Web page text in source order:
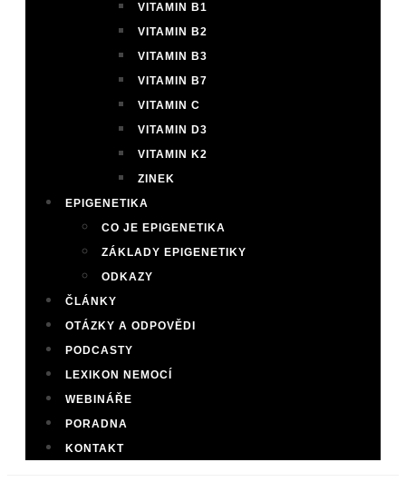
VITAMIN B1
VITAMIN B2
VITAMIN B3
VITAMIN B7
VITAMIN C
VITAMIN D3
VITAMIN K2
ZINEK
EPIGENETIKA
CO JE EPIGENETIKA
ZÁKLADY EPIGENETIKY
ODKAZY
ČLÁNKY
OTÁZKY A ODPOVĚDI
PODCASTY
LEXIKON NEMOCÍ
WEBINÁŘE
PORADNA
KONTAKT